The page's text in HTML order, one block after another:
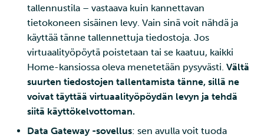
tallennustila – vastaava kuin kannettavan
tietokoneen sisäinen levy. Vain sinä voit nähdä ja
käyttää tänne tallennettuja tiedostoja. Jos
virtuaalityöpöytä poistetaan tai se kaatuu, kaikki
Home-kansiossa oleva menetetään pysyvästi. Vältä
suurten tiedostojen tallentamista tänne, sillä ne
voivat täyttää virtuaalityöpöydän levyn ja tehdä
siitä käyttökelvottoman.
Data Gateway -sovellus: sen avulla voit tuoda